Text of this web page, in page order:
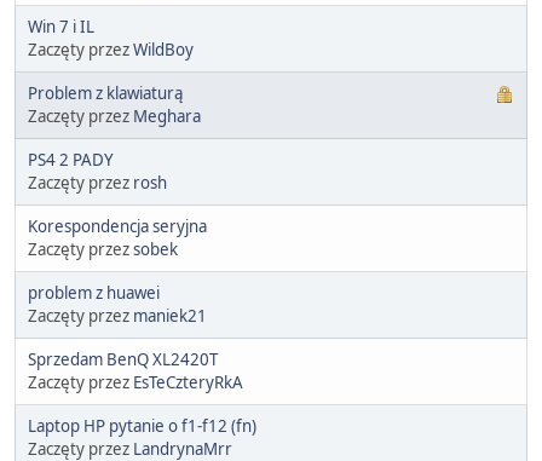
Win 7 i IL
Zaczęty przezWildBoy
Problem z klawiaturą
Zaczęty przez Meghara
PS4 2 PADY
Zaczęty przez rosh
Korespondencja seryjna
Zaczęty przezsobek
problem z huawei
Zaczęty przez maniek21
Sprzedam BenQ XL2420T
Zaczęty przez EsTeCzteryRkA
Laptop HP pytanie o f1-f12 (fn)
Zaczęty przez LandrynaMrr